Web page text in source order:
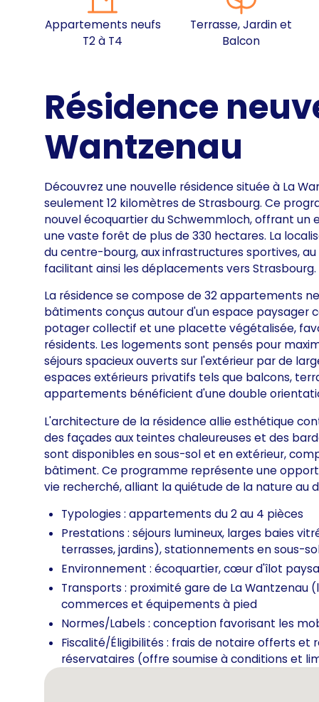
Appartements neufs
T2 à T4
Terrasse, Jardin et
Balcon
Résidence
Wantzenau
Découvrez une nouvelle résidence située à La
seulement 12 kilomètres de Strasbourg. Ce
nouvel écoquartier du Schwemmloch, offrant
une vaste forêt de plus de 330 hectares. La
du centre-bourg, aux infrastructures sportives,
facilitant ainsi les déplacements vers Strasbourg.
La résidence se compose de 32 appartements
bâtiments conçus autour d'un espace paysager
potager collectif et une placette végétalisée,
résidents. Les logements sont pensés pour
séjours spacieux ouverts sur l'extérieur par de
espaces extérieurs privatifs tels que balcons,
appartements bénéficient d'une double
L'architecture de la résidence allie esthétique
des façades aux teintes chaleureuses et des
sont disponibles en sous-sol et en extérieur,
bâtiment. Ce programme représente une
vie recherché, alliant la quiétude de la nature au
Typologies : appartements du 2 au 4 pièces
Prestations : séjours lumineux, larges baies
terrasses, jardins), stationnements en sous-
Environnement : écoquartier, cœur d'îlot
Transports : proximité gare de La Wantzenau
commerces et équipements à pied
Normes/Labels : conception favorisant les
Fiscalité/Éligibilités : frais de notaire offerts et
réservataires (offre soumise à conditions et